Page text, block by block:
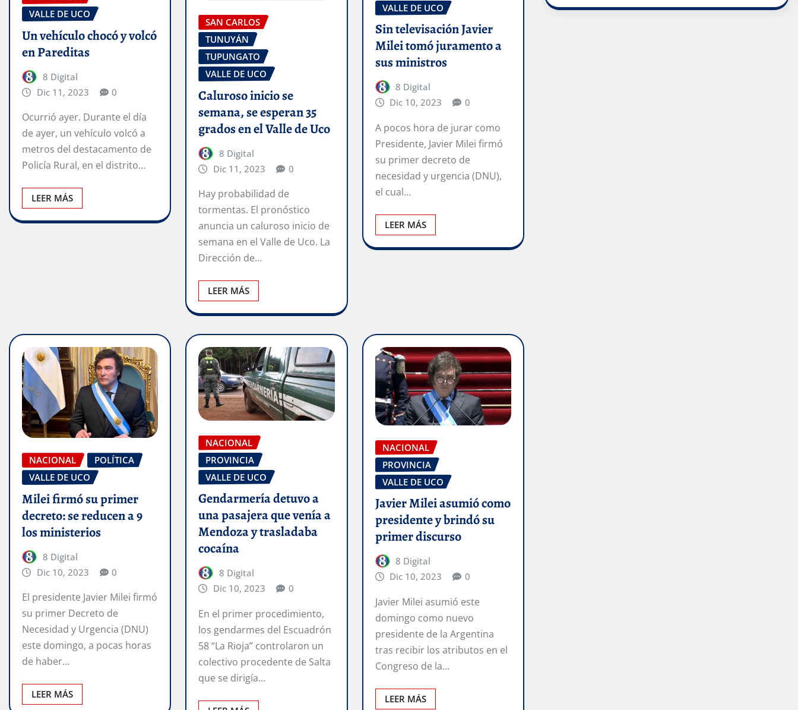
VALLE DE UCO
Un vehículo chocó y volcó
en Pareditas
8 Digital
Dic 11, 2023
0
Ocurrió ayer. Durante el día
de ayer, un vehículo volcó a
metros del destacamento de
Policía Rural, en el distrito…
LEER MÁS
SAN CARLOS
TUNUYÁN
TUPUNGATO
VALLE DE UCO
Caluroso inicio se
semana, se esperan 35
grados en el Valle de Uco
8 Digital
Dic 11, 2023
0
Hay probabilidad de
tormentas. El pronóstico
anuncia un caluroso inicio de
semana en el Valle de Uco. La
Dirección de…
LEER MÁS
VALLE DE UCO
Sin televisación Javier
Milei tomó juramento a
sus ministros
8 Digital
Dic 10, 2023
0
A pocos hora de jurar como
Presidente, Javier Milei firmó
su primer decreto de
necesidad y urgencia (DNU),
el cual…
LEER MÁS
NACIONAL
POLÍTICA
VALLE DE UCO
Milei firmó su primer
decreto: se reducen a 9
los ministerios
8 Digital
Dic 10, 2023
0
El presidente Javier Milei firmó
su primer Decreto de
Necesidad y Urgencia (DNU)
este domingo, a pocas horas
de haber…
LEER MÁS
NACIONAL
PROVINCIA
VALLE DE UCO
Gendarmería detuvo a
una pasajera que venía a
Mendoza y trasladaba
cocaína
8 Digital
Dic 10, 2023
0
En el primer procedimiento,
los gendarmes del Escuadrón
58 “La Rioja” controlaron un
colectivo procedente de Salta
que se dirigía…
NACIONAL
PROVINCIA
VALLE DE UCO
Javier Milei asumió como
presidente y brindó su
primer discurso
8 Digital
Dic 10, 2023
0
Javier Milei asumió este
domingo como nuevo
presidente de la Argentina
tras recibir los atributos en el
Congreso de la…
LEER MÁS